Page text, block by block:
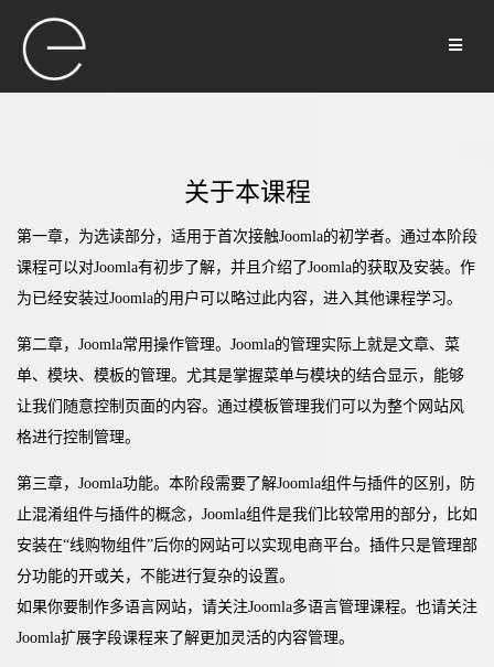
关于本课程
第一章，为选读部分，适用于首次接触Joomla的初学者。通过本阶段
课程可以对Joomla有初步了解，并且介绍了Joomla的获取及安装。作
为已经安装过Joomla的用户可以略过此内容，进入其他课程学习。
第二章，Joomla常用操作管理。Joomla的管理实际上就是文章、菜
单、模块、模板的管理。尤其是掌握菜单与模块的结合显示，能够
让我们随意控制页面的内容。通过模板管理我们可以为整个网站风
格进行控制管理。
第三章，Joomla功能。本阶段需要了解Joomla组件与插件的区别，防
止混淆组件与插件的概念，Joomla组件是我们比较常用的部分，比如
安装在“线购物组件”后你的网站可以实现电商平台。插件只是管理部
分功能的开或关，不能进行复杂的设置。
如果你要制作多语言网站，请关注Joomla多语言管理课程。也请关注
Joomla扩展字段课程来了解更加灵活的内容管理。